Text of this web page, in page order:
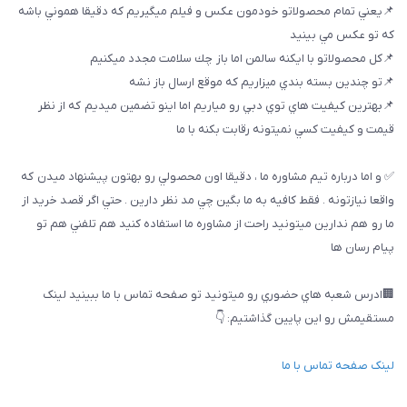
📌يعني تمام محصولاتو خودمون عكس و فيلم ميگيريم كه دقيقا هموني باشه
كه تو عكس مي بينيد
📌كل محصولاتو با ايكنه سالمن اما باز چك سلامت مجدد ميكنيم
📌تو چندين بسته بندي ميزاريم كه موقع ارسال باز نشه
📌بهترين كيفيت هاي توي دبي رو مياريم اما اينو تضمين ميديم كه از نظر
قيمت و كيفيت كسي نميتونه رقابت بكنه با ما
✅ و اما درباره تيم مشاوره ما ، دقيقا اون محصولي رو بهتون پيشنهاد ميدن كه
واقعا نيازتونه . فقط كافيه به ما بگين چي مد نظر دارين . حتي اگر قصد خريد از
ما رو هم ندارين ميتونيد راحت از مشاوره ما استفاده كنيد هم تلفني هم تو
پيام رسان ها
🏢ادرس شعبه هاي حضوري رو ميتونيد تو صفحه تماس با ما ببینيد لینک
مستقیمش رو این پایین گذاشتیم: 👇
لینک صفحه تماس با ما